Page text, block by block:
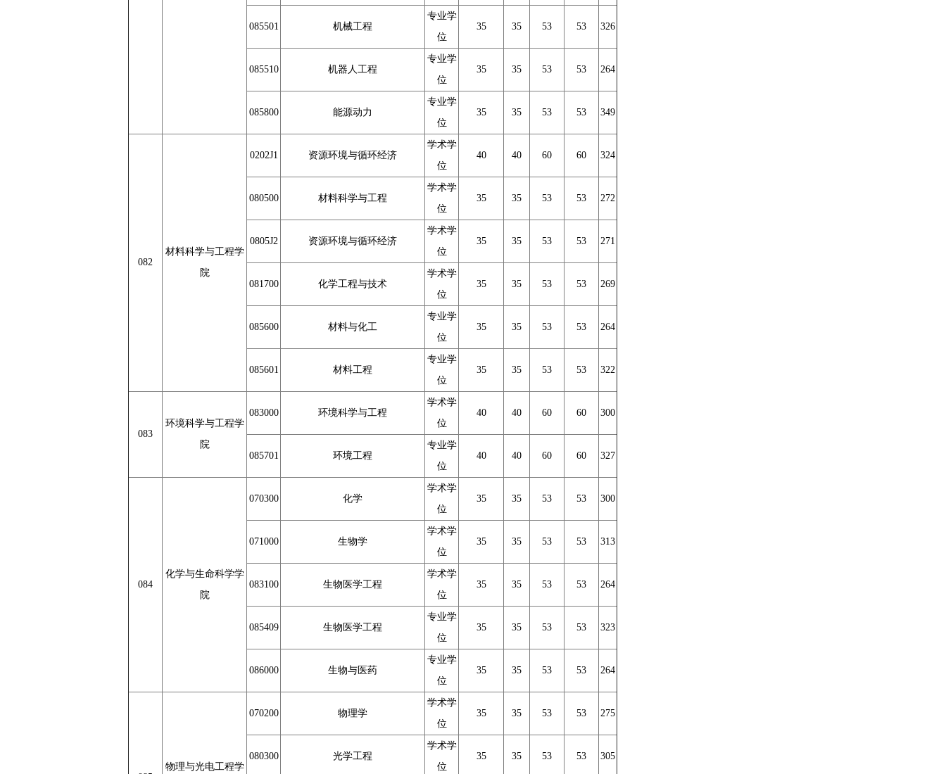
085501 机械工程
专业学
位
35 35 53 53 326
085510 机器人工程
专业学
位
35 35 53 53 264
085800 能源动力
专业学
位
35 35 53 53 349
082
材料科学与工程学
院
0202J1 资源环境与循环经济
学术学
位
40 40 60 60 324
080500 材料科学与工程
学术学
位
35 35 53 53 272
0805J2 资源环境与循环经济
学术学
位
35 35 53 53 271
081700 化学工程与技术
学术学
位
35 35 53 53 269
085600 材料与化工
专业学
位
35 35 53 53 264
085601 材料工程
专业学
位
35 35 53 53 322
083
环境科学与工程学
院
083000 环境科学与工程
学术学
位
40 40 60 60 300
085701 环境工程
专业学
位
40 40 60 60 327
084
化学与生命科学学
院
070300 化学
学术学
位
35 35 53 53 300
071000 生物学
学术学
位
35 35 53 53 313
083100 生物医学工程
学术学
位
35 35 53 53 264
085409 生物医学工程
专业学
位
35 35 53 53 323
086000 生物与医药
专业学
位
35 35 53 53 264
物理与光电工程学
070200 物理学
学术学
位
35 35 53 53 275
080300 光学工程
学术学
位
35 35 53 53 305